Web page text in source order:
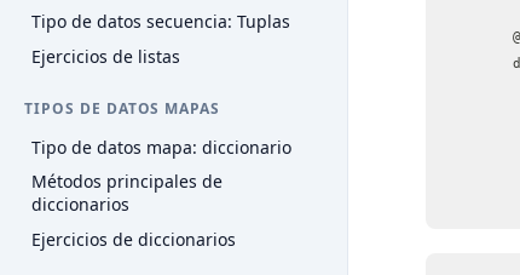
Tipo de datos secuencia: Tuplas
Ejercicios de listas
TIPOS DE DATOS MAPAS
Tipo de datos mapa: diccionario
Métodos principales de
diccionarios
Ejercicios de diccionarios